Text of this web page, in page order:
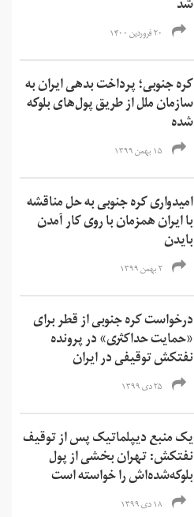
شد
۲۰ فروردین ۱۴۰۰
کره جنوبی؛ پرداخت بدهی ایران به
سازمان ملل از طریق پول‌های بلوکه
شده
۱۵ بهمن ۱۳۹۹
امیدواری کره جنوبی به حل مناقشه
با ایران همزمان با روی کار آمدن
بایدن
۲ بهمن ۱۳۹۹
درخواست کره جنوبی از قطر برای
«حمایت حداکثری»‌ در پرونده
نفتکش توقیفی در ایران
۲۵ دی ۱۳۹۹
یک منبع دیپلماتیک پس از توقیف
نفتکش: تهران بخشی از پول‌
بلوکه‌شده‌اش را خواسته است
۱۸ دی ۱۳۹۹